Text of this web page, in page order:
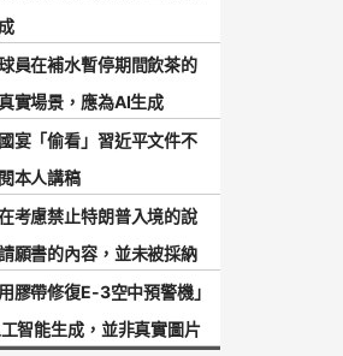
員在補水暫停期間飲茶的
實場景，應為AI生成
宴「偷看」習近平文件不
本人講稿
考慮禁止特朗普入境的說
願書的內容，並未被採納
膠帶修復E-3空中預警機」
智能生成，並非真實圖片